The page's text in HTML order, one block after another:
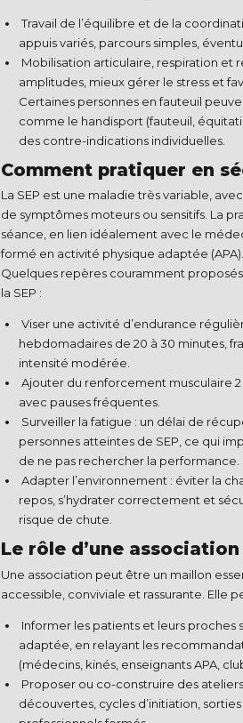
Travail de l’équilibre et de la
appuis variés, parcours simples,
Mobilisation articulaire, respiration et
amplitudes, mieux gérer le stress et
Certaines personnes en fauteuil
comme le handisport (fauteuil,
des contre-indications individuelles.​
Comment pratiquer en
La SEP est une maladie très variable,
de symptômes moteurs ou sensitifs. La
séance, en lien idéalement avec le
formé en activité physique adaptée (APA).​
Quelques repères couramment
la SEP :
Viser une activité d’endurance
hebdomadaires de 20 à 30 minutes,
intensité modérée.​
Ajouter du renforcement musculaire
avec pauses fréquentes.
Surveiller la fatigue : un délai de
personnes atteintes de SEP, ce qui
de ne pas rechercher la performance.​
Adapter l’environnement : éviter la
repos, s’hydrater correctement et
risque de chute.​
Le rôle d’une
Une association peut être un maillon
accessible, conviviale et rassurante. Elle
Informer les patients et leurs proches
adaptée, en relayant les
(médecins, kinés, enseignants APA,
Proposer ou co-construire des
découvertes, cycles d’initiation,